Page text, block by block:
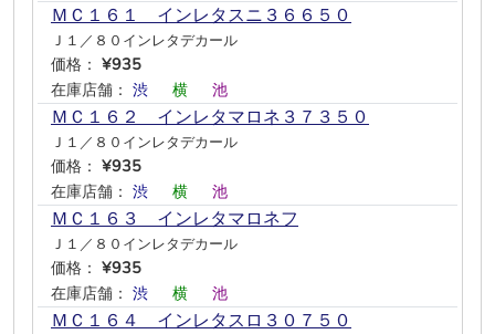
ＭＣ１６１ インレタスニ３６６５０
Ｊ１／８０インレタデカール
価格： ¥935
在庫店舗： 渋 横 池
ＭＣ１６２ インレタマロネ３７３５０
Ｊ１／８０インレタデカール
価格： ¥935
在庫店舗： 渋 横 池
ＭＣ１６３ インレタマロネフ
Ｊ１／８０インレタデカール
価格： ¥935
在庫店舗： 渋 横 池
ＭＣ１６４ インレタスロ３０７５０